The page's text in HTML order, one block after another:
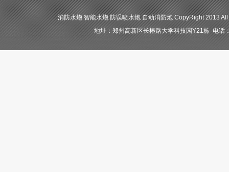
消防水炮 智能水炮 防误喷水炮 自动消防炮 CopyRight 2013
地址：郑州高新区长椿路大学科技园Y21栋 电